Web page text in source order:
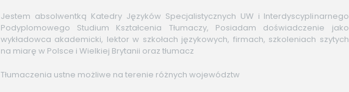
Jestem absolwentką Katedry Języków Specjalistycznych UW i Interdyscyplinarnego
Podyplomowego Studium Kształcenia Tłumaczy, Posiadam doświadczenie jako
wykładowca akademicki, lektor w szkołach językowych, firmach, szkoleniach szytych
na miarę w Polsce i Wielkiej Brytanii oraz tłumacz
Tłumaczenia ustne możliwe na terenie różnych województw